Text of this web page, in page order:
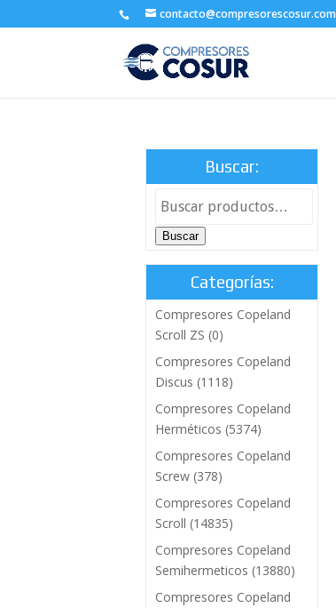
contacto@compresorescosur.com
Buscar:
Buscar
Categorías:
Compresores Copeland
Scroll ZS (0)
Compresores Copeland
Discus (1118)
Compresores Copeland
Herméticos (5374)
Compresores Copeland
Screw (378)
Compresores Copeland
Scroll (14835)
Compresores Copeland
Semihermeticos (13880)
Compresores Copeland